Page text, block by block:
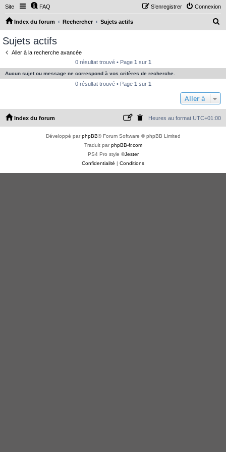
Site FAQ Connexion
S’enregistrer
Index du forum Rechercher Sujets actifs
e
c
e
Sujets actifs
Aller à la recherche avancée
0 résultat trouvé • Page 1 sur 1
Aucun sujet ou message ne correspond à vos critères de recherche.
0 résultat trouvé • Page 1 sur 1
Aller à
Index du forum Heures au format UTC+01:00
Développé parphpBB® Forum Software © phpBB Limited
Traduit parphpBB-fr.com
PS4 Pro style ©Jester
Confidentialité | Conditions